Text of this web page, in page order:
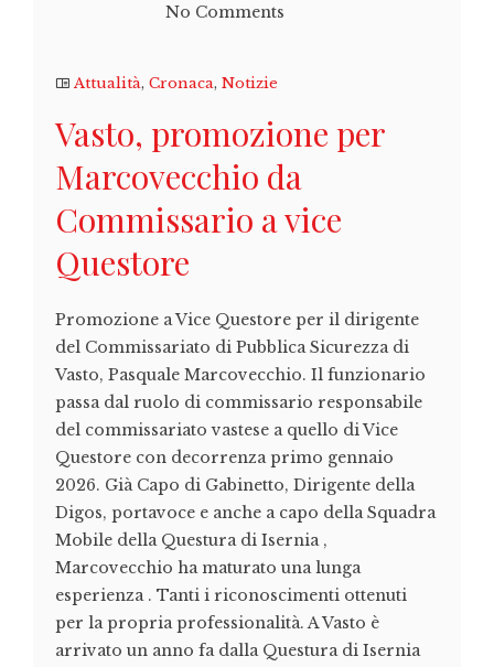
No Comments
Attualità, Cronaca, Notizie
Vasto, promozione per
Marcovecchio da
Commissario a vice
Questore
Promozione a Vice Questore per il dirigente
del Commissariato di Pubblica Sicurezza di
Vasto, Pasquale Marcovecchio. Il funzionario
passa dal ruolo di commissario responsabile
del commissariato vastese a quello di Vice
Questore con decorrenza primo gennaio
2026. Già Capo di Gabinetto, Dirigente della
Digos, portavoce e anche a capo della Squadra
Mobile della Questura di Isernia ,
Marcovecchio ha maturato una lunga
esperienza . Tanti i riconoscimenti ottenuti
per la propria professionalità. A Vasto è
arrivato un anno fa dalla Questura di Isernia